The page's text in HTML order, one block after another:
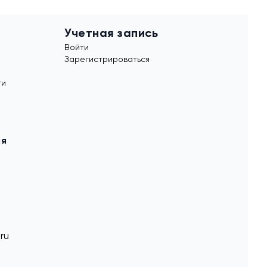
Учетная запись
Войти
Зарегистрироваться